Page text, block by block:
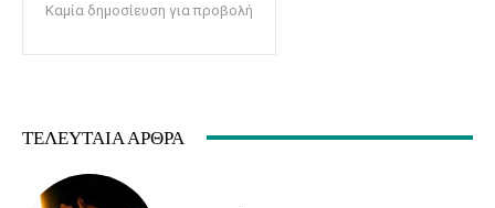
Καμία δημοσίευση για προβολή
ΤΕΛΕΥΤΑΊΑ ΆΡΘΡΑ